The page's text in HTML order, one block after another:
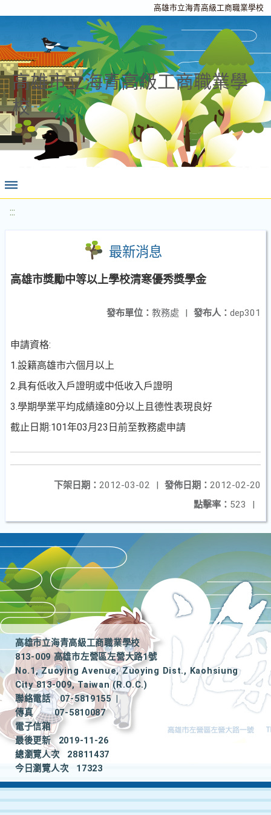
高雄市立海青高級工商職業學校
高雄市立海青高級工商職業學
校
:::
最新消息
高雄市獎勵中等以上學校清寒優秀獎學金
發布人： dep301
發布單位： 教務處 |
申請資格:
1.設籍高雄市六個月以上
2.具有低收入戶證明或中低收入戶證明
3.學期學業平均成績達80分以上且德性表現良好
截止日期:101年03月23日前至教務處申請
發佈日期： 2012-02-20
下架日期： 2012-03-02
|
點擊率： 523 |
高雄市立海青高級工商職業學校
813-009 高雄市左營區左營大路1號
No.1, Zuoying Avenue, Zuoying Dist., Kaohsiung
City 813-009, Taiwan (R.O.C.)
聯絡電話
07-5819155
|
傳真
07-5810087
電子信箱
最後更新
2019-11-26
總瀏覽人次
28811437
今日瀏覽人次
17323